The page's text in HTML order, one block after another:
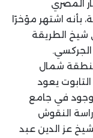
المصري
بأنه اشتهر مؤخرًا
شيخ الطريقة
شمال
يعود
في جامع
النقوش
عز الدين عبد